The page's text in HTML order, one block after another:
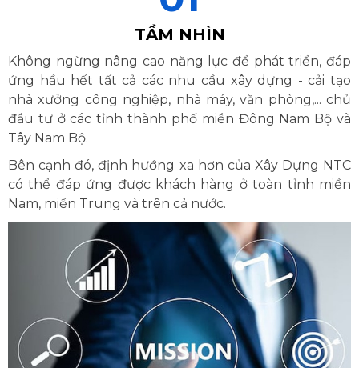
TẦM NHÌN
Không ngừng nâng cao năng lực để phát triển, đáp
ứng hầu hết tất cả các nhu cầu xây dựng - cải tạo
nhà xưởng công nghiệp, nhà máy, văn phòng,... chủ
đầu tư ở các tỉnh thành phố miền Đông Nam Bộ và
Tây Nam Bộ.
Bên cạnh đó, định hướng xa hơn của Xây Dựng NTC
có thể đáp ứng được khách hàng ở toàn tỉnh miền
Nam, miền Trung và trên cả nước.